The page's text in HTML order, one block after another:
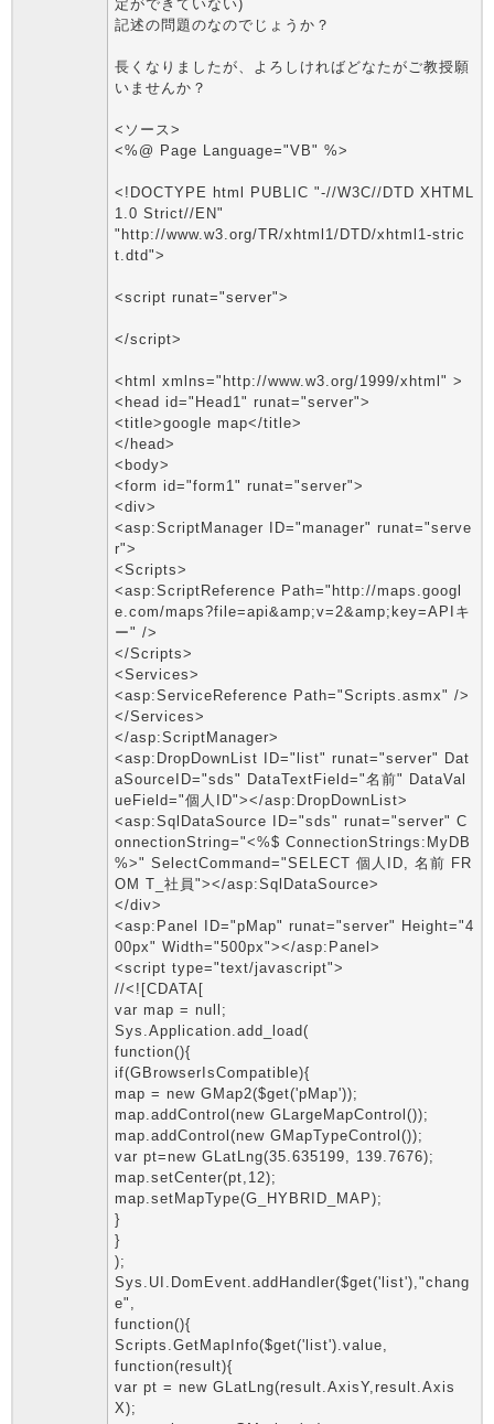
定ができていない)
記述の問題のなのでじょうか？
長くなりましたが、よろしければどなたがご教授願
いませんか？
<ソース>
<%@ Page Language="VB" %>
<!DOCTYPE html PUBLIC "-//W3C//DTD XHTML
1.0 Strict//EN"
"http://www.w3.org/TR/xhtml1/DTD/xhtml1-stric
t.dtd">
<script runat="server">
</script>
<html xmlns="http://www.w3.org/1999/xhtml" >
<head id="Head1" runat="server">
<title>google map</title>
</head>
<body>
<form id="form1" runat="server">
<div>
<asp:ScriptManager ID="manager" runat="serve
r">
<Scripts>
<asp:ScriptReference Path="http://maps.googl
e.com/maps?file=api&amp;v=2&amp;key=APIキ
ー" />
</Scripts>
<Services>
<asp:ServiceReference Path="Scripts.asmx" />
</Services>
</asp:ScriptManager>
<asp:DropDownList ID="list" runat="server" Dat
aSourceID="sds" DataTextField="名前" DataVal
ueField="個人ID"></asp:DropDownList>
<asp:SqlDataSource ID="sds" runat="server" C
onnectionString="<%$ ConnectionStrings:MyDB
%>" SelectCommand="SELECT 個人ID, 名前 FR
OM T_社員"></asp:SqlDataSource>
</div>
<asp:Panel ID="pMap" runat="server" Height="4
00px" Width="500px"></asp:Panel>
<script type="text/javascript">
//<![CDATA[
var map = null;
Sys.Application.add_load(
function(){
if(GBrowserIsCompatible){
map = new GMap2($get('pMap'));
map.addControl(new GLargeMapControl());
map.addControl(new GMapTypeControl());
var pt=new GLatLng(35.635199, 139.7676);
map.setCenter(pt,12);
map.setMapType(G_HYBRID_MAP);
}
}
);
Sys.UI.DomEvent.addHandler($get('list'),"chang
e",
function(){
Scripts.GetMapInfo($get('list').value,
function(result){
var pt = new GLatLng(result.AxisY,result.Axis
X);